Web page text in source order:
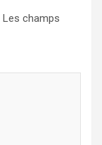
Les champs